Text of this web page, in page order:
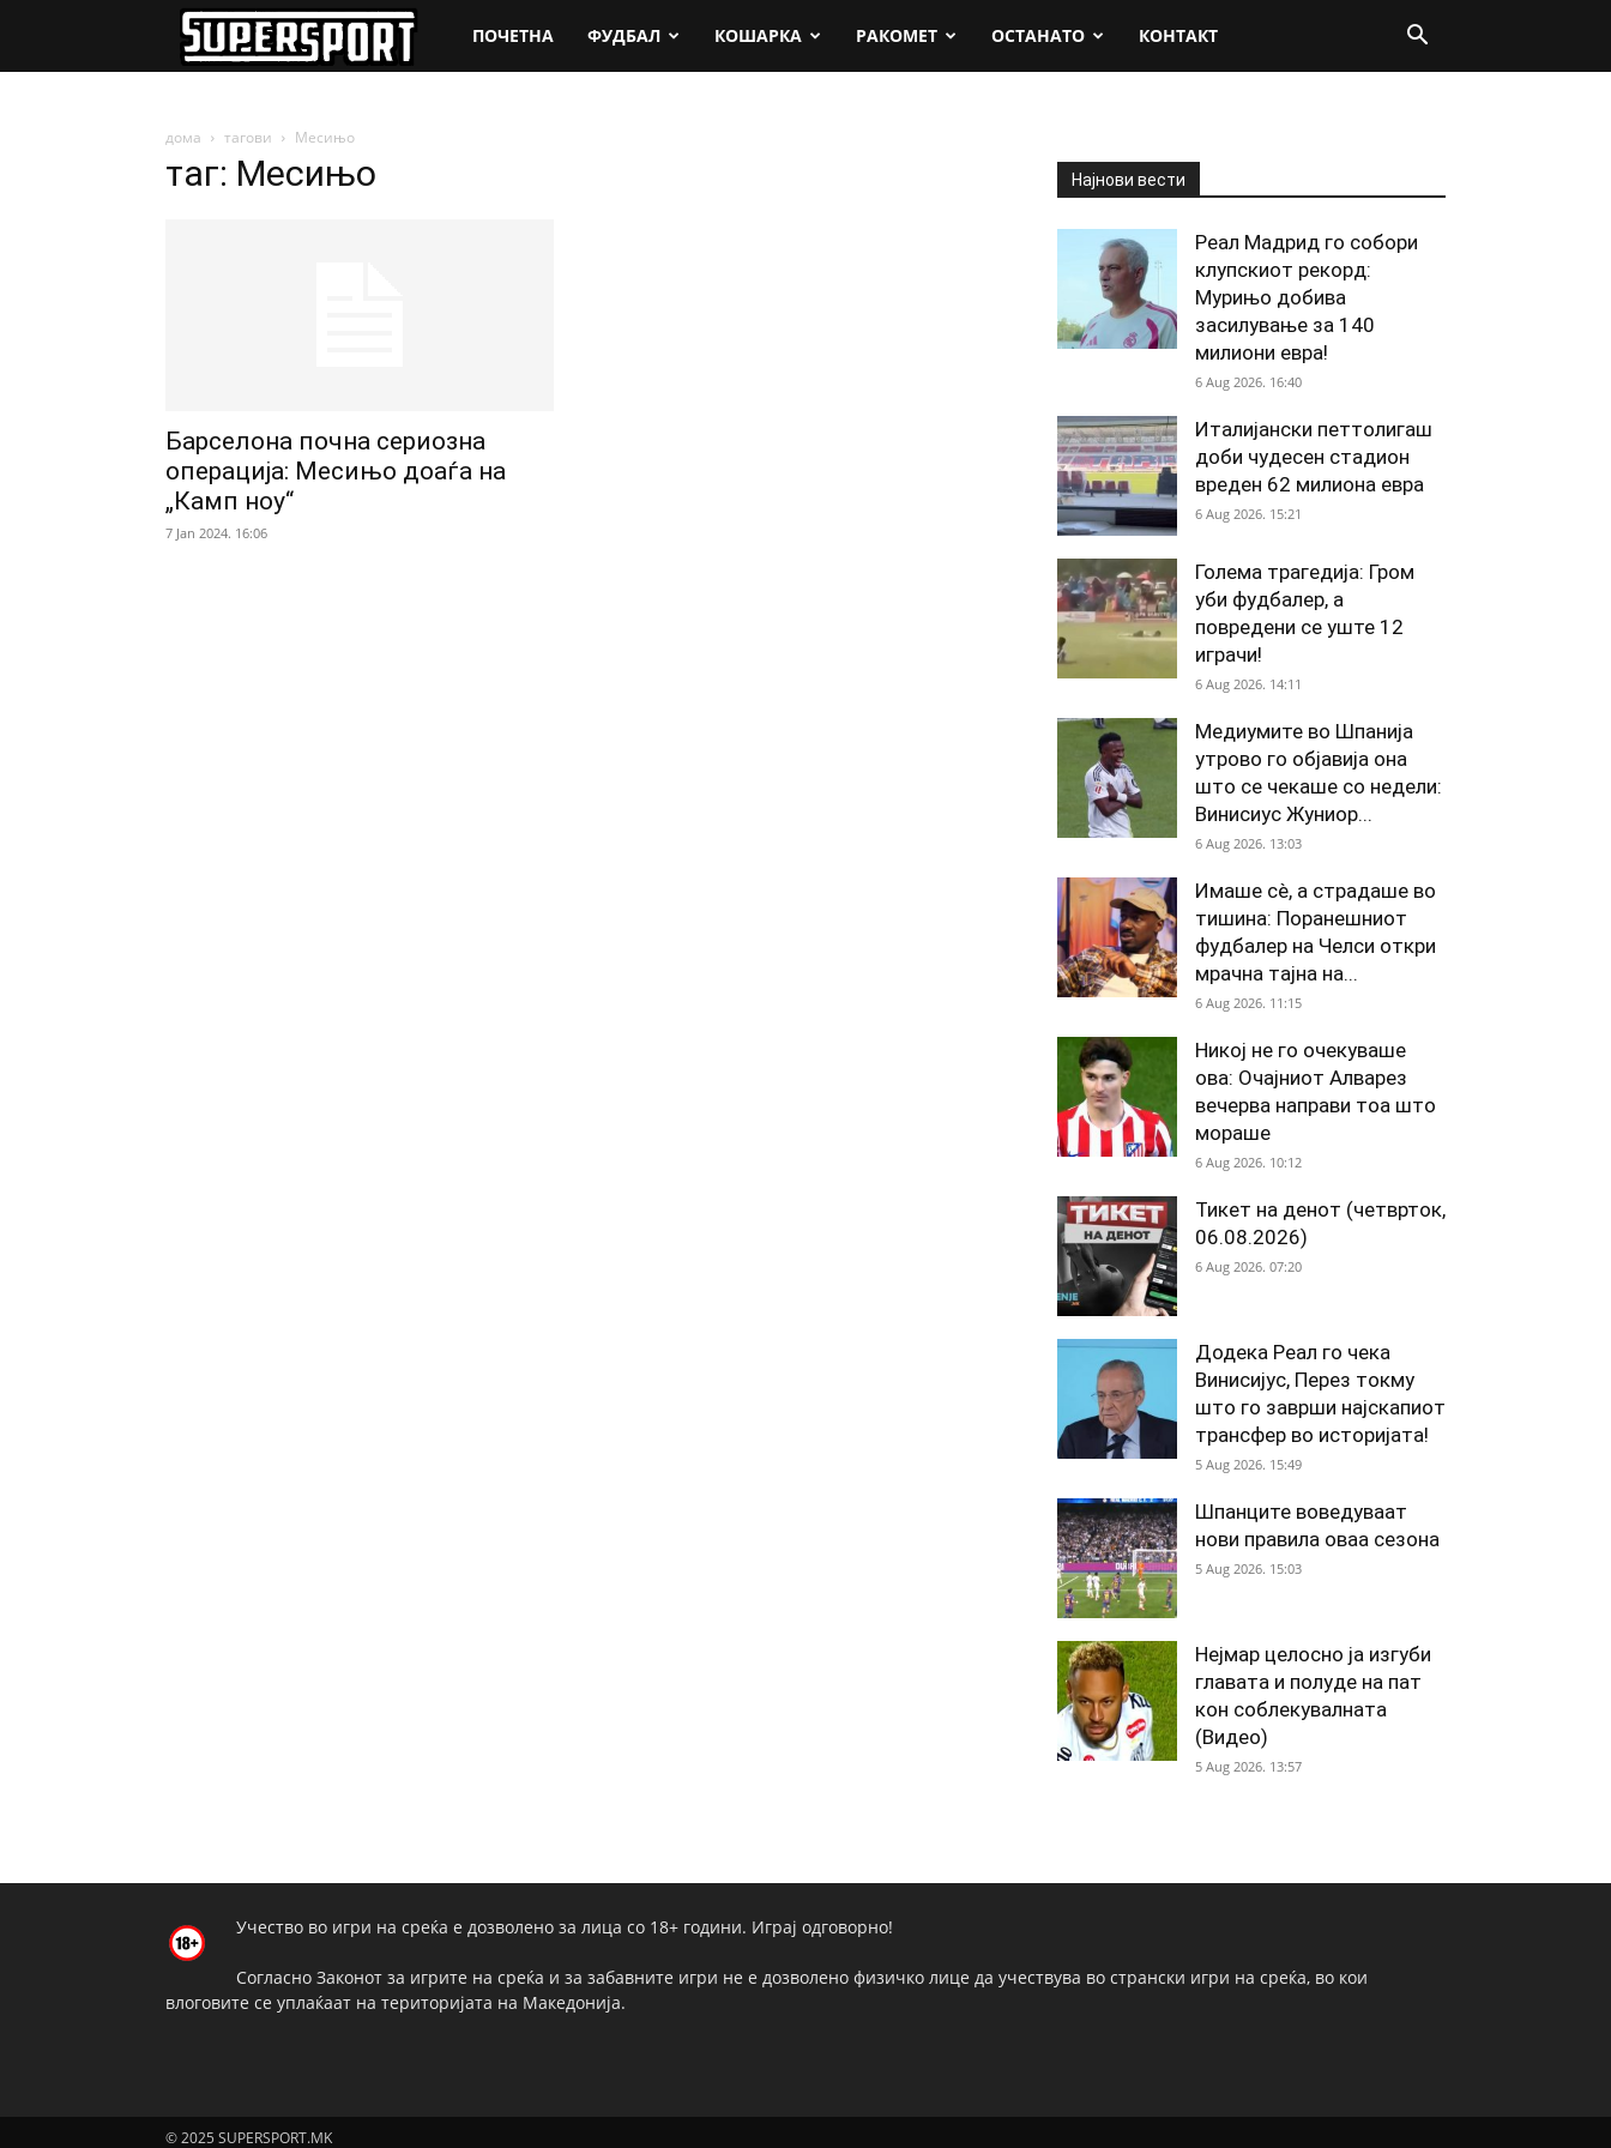
SuperSport.mk
ПОЧЕТНА ФУДБАЛ КОШАРКА РАКОМЕТ ОСТАНАТО КОНТАКТ
дома тагови Месињо
таг: Месињо
Барселона почна сериозна
операција: Месињо доаѓа на
„Камп ноу“
7 Jan 2024. 16:06
Најнови вести
Реал Мадрид го собори
клупскиот рекорд:
Мурињо добива
засилување за 140
милиони евра!
6 Aug 2026. 16:40
Италијански петтолигаш
доби чудесен стадион
вреден 62 милиона евра
6 Aug 2026. 15:21
Голема трагедија: Гром
уби фудбалер, а
повредени се уште 12
играчи!
6 Aug 2026. 14:11
Медиумите во Шпанија
утрово го објавија она
што се чекаше со недели:
Винисиус Жуниор...
6 Aug 2026. 13:03
Имаше сè, а страдаше во
тишина: Поранешниот
фудбалер на Челси откри
мрачна тајна на...
6 Aug 2026. 11:15
Никој не го очекуваше
ова: Очајниот Алварез
вечерва направи тоа што
мораше
6 Aug 2026. 10:12
Тикет на денот (четврток,
06.08.2026)
6 Aug 2026. 07:20
Додека Реал го чека
Винисијус, Перез токму
што го заврши најскапиот
трансфер во историјата!
5 Aug 2026. 15:49
Шпанците воведуваат
нови правила оваа сезона
5 Aug 2026. 15:03
Нејмар целосно ја изгуби
главата и полуде на пат
кон соблекувалната
(Видео)
5 Aug 2026. 13:57
Учество во игри на среќа е дозволено за лица со 18+ години. Играј одговорно!
Согласно Законот за игрите на среќа и за забавните игри не е дозволено физичко лице да учествува во странски игри на среќа, во кои
влоговите се уплаќаат на територијата на Македонија.
© 2025 SUPERSPORT.MK